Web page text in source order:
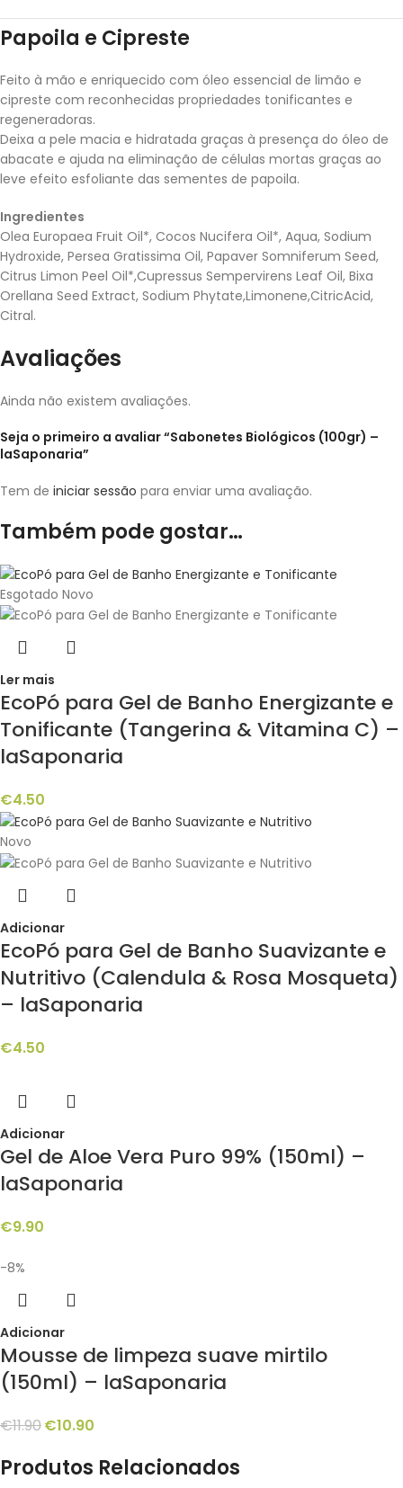
Papoila e Cipreste
Feito à mão e enriquecido com óleo essencial de limão e
cipreste com reconhecidas propriedades tonificantes e
regeneradoras.
Deixa a pele macia e hidratada graças à presença do óleo de
abacate e ajuda na eliminação de células mortas graças ao
leve efeito esfoliante das sementes de papoila.
Ingredientes
Olea Europaea Fruit Oil*, Cocos Nucifera Oil*, Aqua, Sodium
Hydroxide, Persea Gratissima Oil, Papaver Somniferum Seed,
Citrus Limon Peel Oil*,Cupressus Sempervirens Leaf Oil, Bixa
Orellana Seed Extract, Sodium Phytate,Limonene,CitricAcid,
Citral.
Avaliações
Ainda não existem avaliações.
Seja o primeiro a avaliar “Sabonetes Biológicos (100gr) –
laSaponaria”
Tem de iniciar sessão para enviar uma avaliação.
Também pode gostar…
Esgotado Novo
Ler mais
EcoPó para Gel de Banho Energizante e
Tonificante (Tangerina & Vitamina C) –
laSaponaria
€4.50
Novo
Adicionar
EcoPó para Gel de Banho Suavizante e
Nutritivo (Calendula & Rosa Mosqueta)
– laSaponaria
€4.50
Adicionar
Gel de Aloe Vera Puro 99% (150ml) –
laSaponaria
€9.90
-8%
Adicionar
Mousse de limpeza suave mirtilo
(150ml) – laSaponaria
€11.90€10.90
Produtos Relacionados